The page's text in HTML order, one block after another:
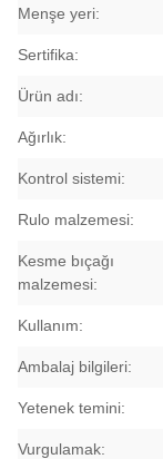
Menşe yeri:
Sertifika:
Ürün adı:
Ağırlık:
Kontrol sistemi:
Rulo malzemesi:
Kesme bıçağı
malzemesi:
Kullanım:
Ambalaj bilgileri:
Yetenek temini:
Vurgulamak: